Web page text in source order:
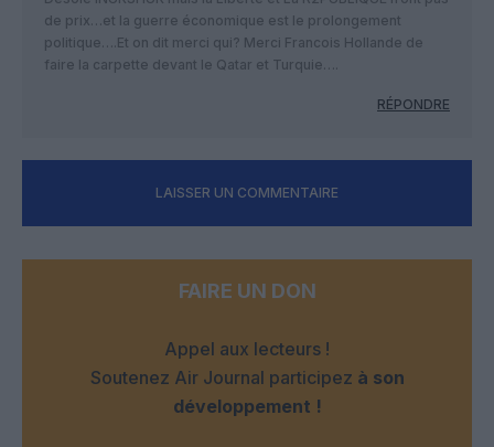
de prix…et la guerre économique est le prolongement
politique….Et on dit merci qui? Merci Francois Hollande de
faire la carpette devant le Qatar et Turquie….
RÉPONDRE
LAISSER UN COMMENTAIRE
FAIRE UN DON
Appel aux lecteurs !
Soutenez Air Journal participez à son
développement !